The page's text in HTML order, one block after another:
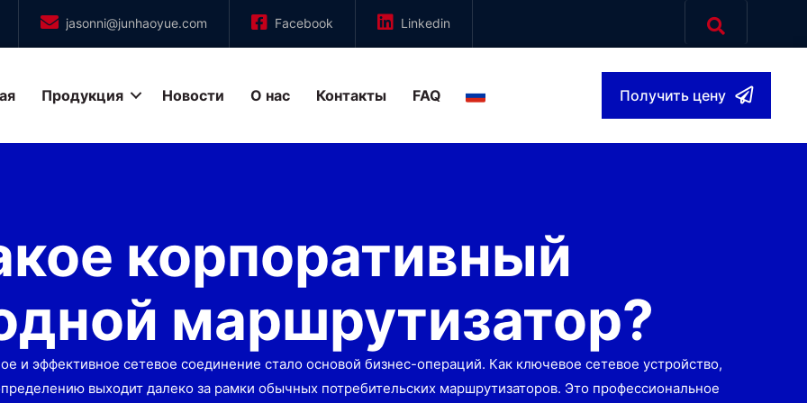
jasonni@junhaoyue.com Facebook Linkedin
Продукция Новости О нас Контакты FAQ Получить цену
корпоративный
маршрутизатор?
и эффективное сетевое соединение стало основой бизнес-операций. Как ключевое сетевое устройство,
выходит далеко за рамки обычных потребительских маршрутизаторов. Это профессиональное